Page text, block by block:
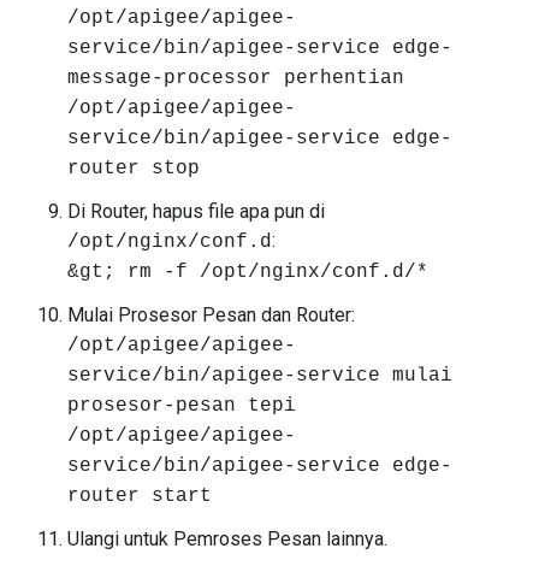
/opt/apigee/apigee-
service/bin/apigee-service edge-
message-processor perhentian
/opt/apigee/apigee-
service/bin/apigee-service edge-
router stop
Di Router, hapus file apa pun di
/opt/nginx/conf.d:
&gt; rm -f /opt/nginx/conf.d/*
Mulai Prosesor Pesan dan Router:
/opt/apigee/apigee-
service/bin/apigee-service mulai
prosesor-pesan tepi
/opt/apigee/apigee-
service/bin/apigee-service edge-
router start
Ulangi untuk Pemroses Pesan lainnya.